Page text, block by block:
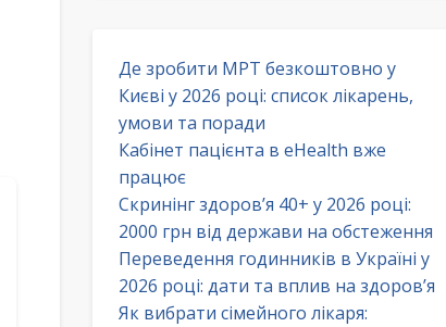
Де зробити МРТ безкоштовно у
Києві у 2026 році: список лікарень,
умови та поради
Кабінет пацієнта в eHealth вже
працює
Скринінг здоров’я 40+ у 2026 році:
2000 грн від держави на обстеження
Переведення годинників в Україні у
2026 році: дати та вплив на здоров’я
Як вибрати сімейного лікаря: